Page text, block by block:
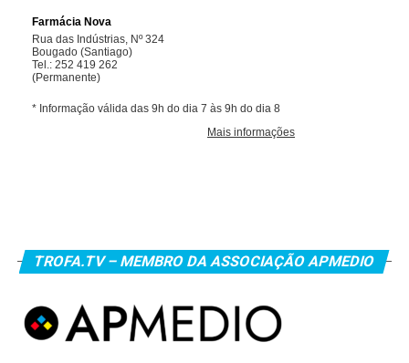
TROFA.TV – MEMBRO DA ASSOCIAÇÃO APMEDIO